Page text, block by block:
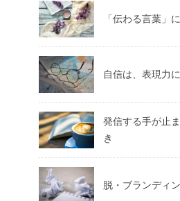
「伝わる言葉」
自信は、表現力
発信する手が止
き
脱・ブランディ